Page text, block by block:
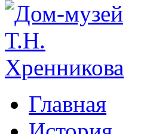
Главная